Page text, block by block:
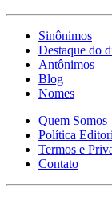
Sinônimos
Destaque do
Antônimos
Blog
Nomes
Quem Somos
Política
Termos e
Contato